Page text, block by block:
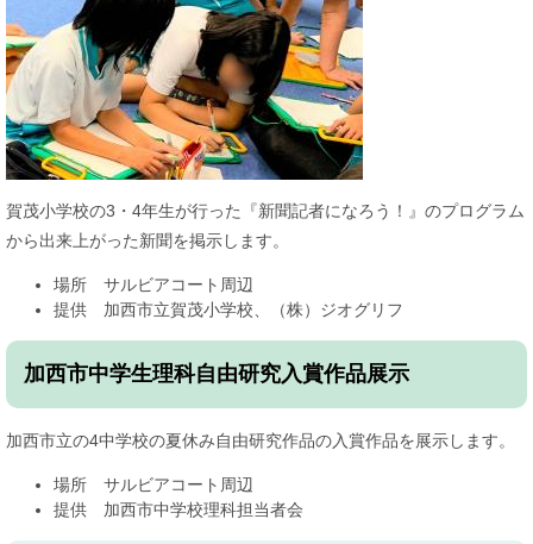
賀茂小学校の3・4年生が行った『新聞記者になろう！』のプログラム
から出来上がった新聞を掲示します。
場所 サルビアコート周辺
提供 加西市立賀茂小学校、（株）ジオグリフ
加西市中学生理科自由研究入賞作品展示
加西市立の4中学校の夏休み自由研究作品の入賞作品を展示します。
場所 サルビアコート周辺
提供 加西市中学校理科担当者会